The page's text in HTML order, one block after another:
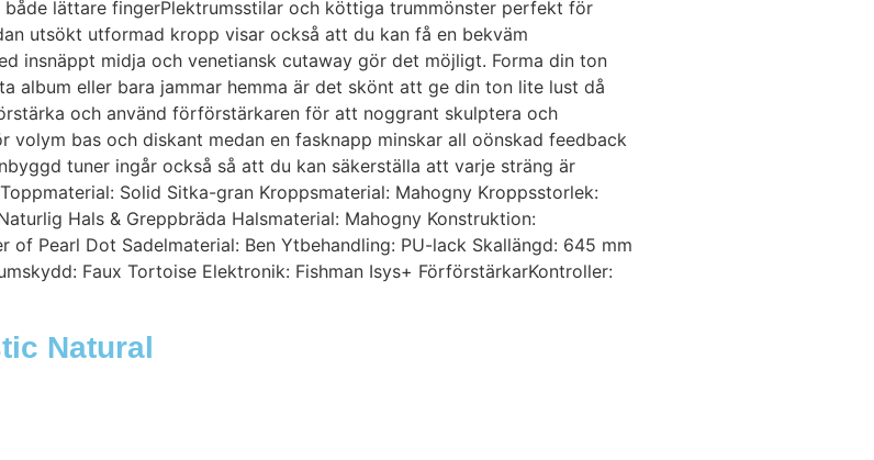
lättare fingerPlektrumsstilar och köttiga trummönster perfekt för
utsökt utformad kropp visar också att du kan få en bekväm
insnäppt midja och venetiansk cutaway gör det möjligt. Forma din ton
album eller bara jammar hemma är det skönt att ge din ton lite lust då
och använd förförstärkaren för att noggrant skulptera och
bas och diskant medan en fasknapp minskar all oönskad feedback
tuner ingår också så att du kan säkerställa att varje sträng är
Solid Sitka-gran Kroppsmaterial: Mahogny Kroppsstorlek:
Hals & Greppbräda Halsmaterial: Mahogny Konstruktion:
Pearl Dot Sadelmaterial: Ben Ytbehandling: PU-lack Skallängd: 645 mm
Faux Tortoise Elektronik: Fishman Isys+ FörförstärkarKontroller:
Natural